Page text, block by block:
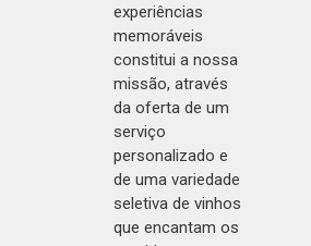
experiências
memoráveis
constitui a nossa
missão, através
da oferta de um
serviço
personalizado e
de uma variedade
seletiva de vinhos
que encantam os